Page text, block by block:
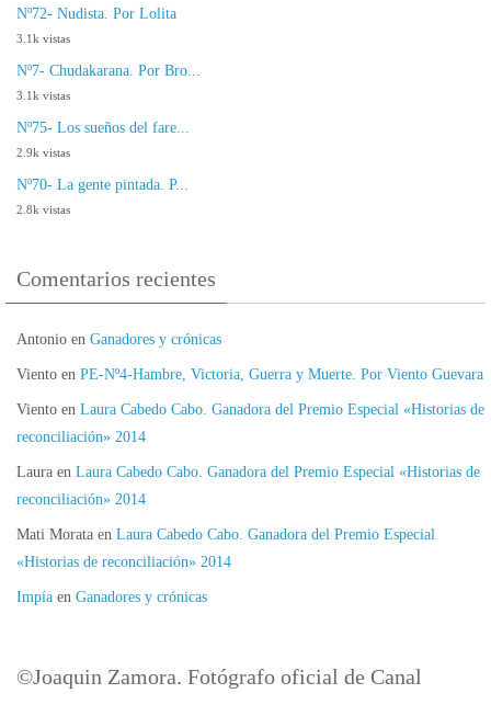
Nº72- Nudista. Por Lolita
3.1k vistas
Nº7- Chudakarana. Por Bro...
3.1k vistas
Nº75- Los sueños del fare...
2.9k vistas
Nº70- La gente pintada. P...
2.8k vistas
Comentarios recientes
Antonio en Ganadores y crónicas
Viento en PE-Nº4-Hambre, Victoria, Guerra y Muerte. Por Viento Guevara
Viento en Laura Cabedo Cabo. Ganadora del Premio Especial «Historias de
reconciliación» 2014
Laura en Laura Cabedo Cabo. Ganadora del Premio Especial «Historias de
reconciliación» 2014
Mati Morata en Laura Cabedo Cabo. Ganadora del Premio Especial
«Historias de reconciliación» 2014
Impía en Ganadores y crónicas
©Joaquin Zamora. Fotógrafo oficial de Canal